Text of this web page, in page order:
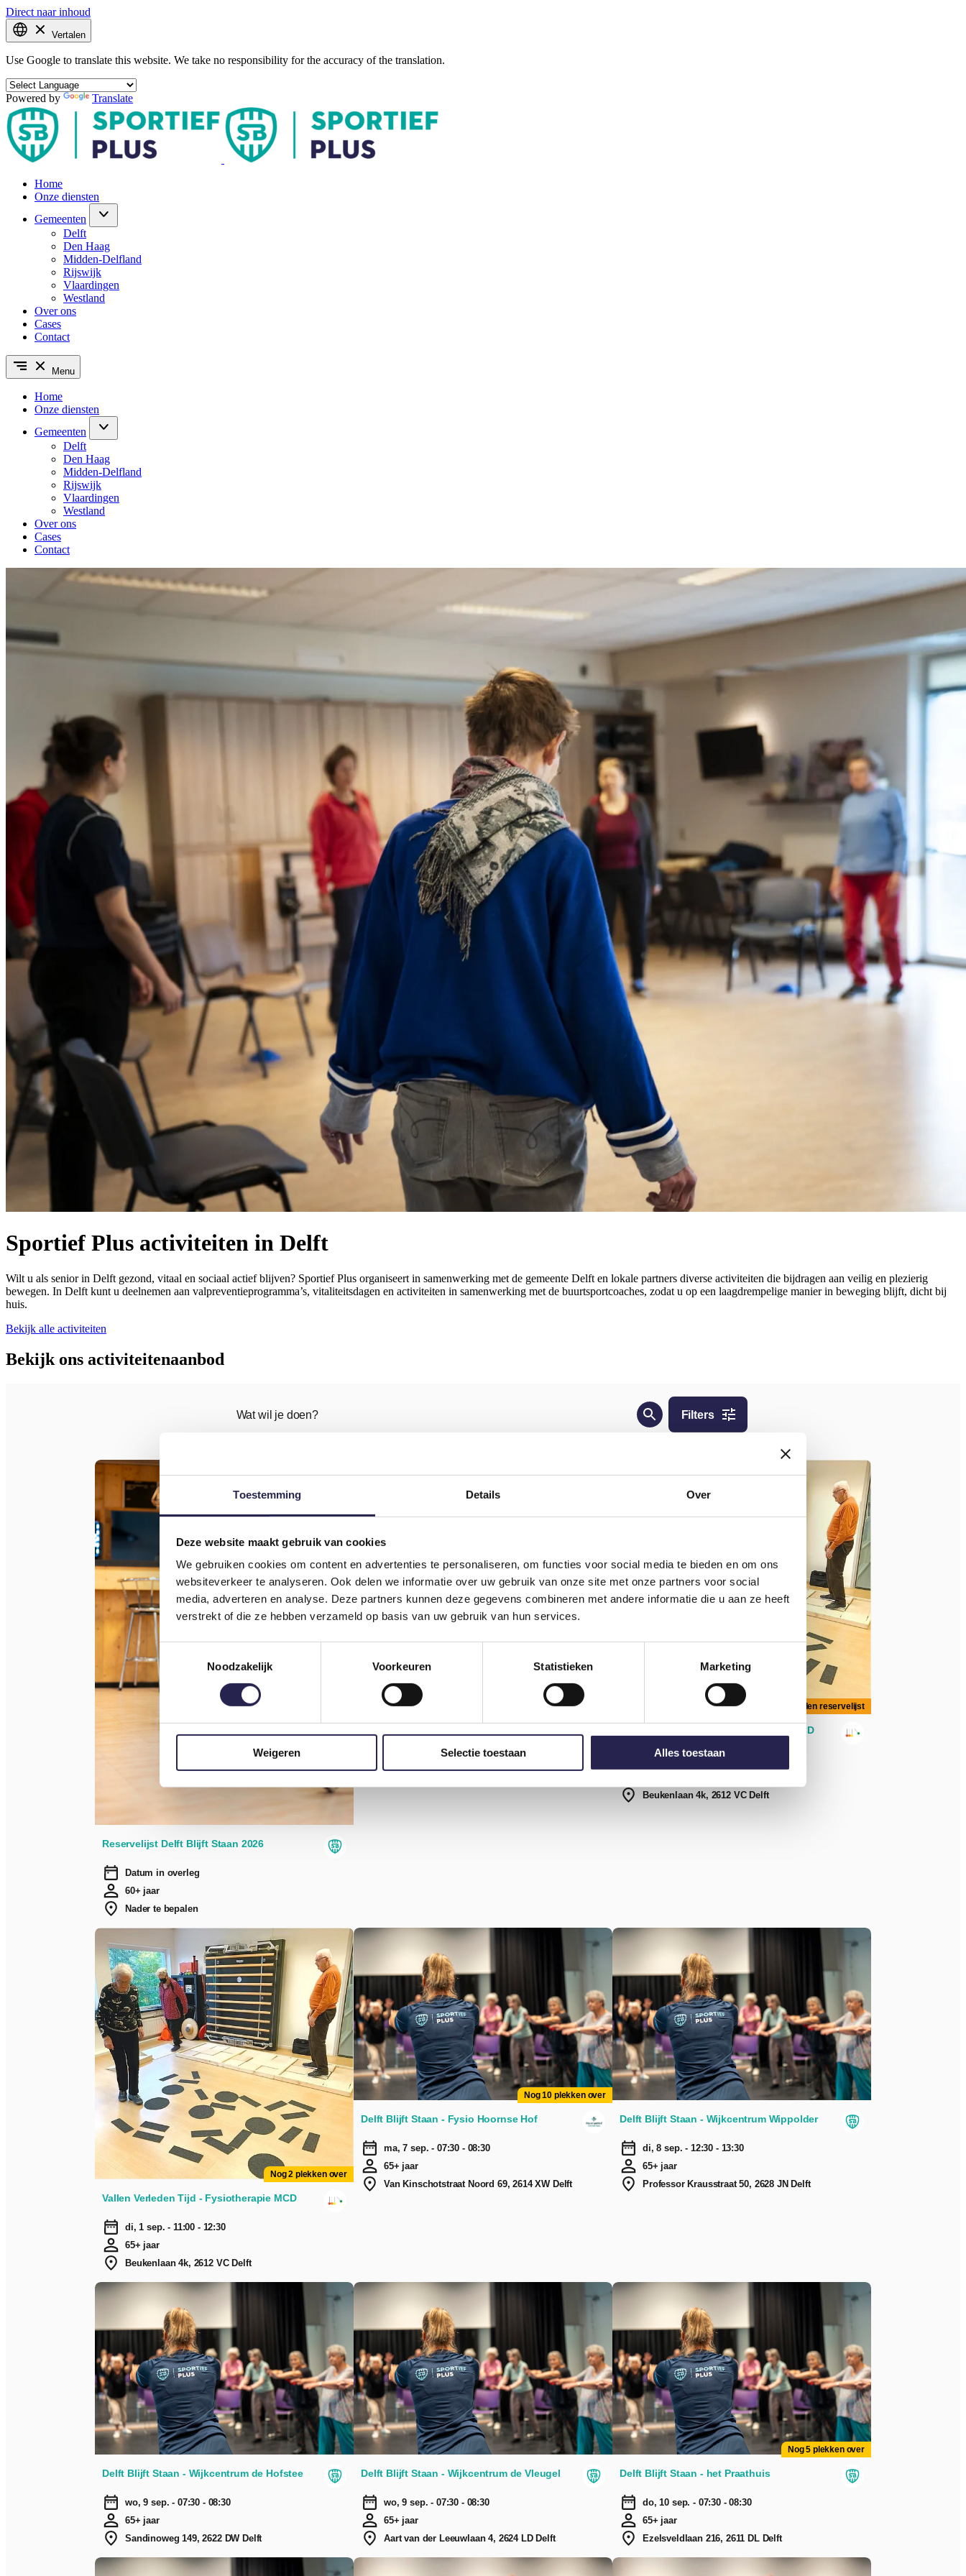
Toestemming Details Over
Deze website maakt gebruik van cookies
We gebruiken cookies om content en advertenties te personaliseren, om functies voor social media te bieden en om ons
websiteverkeer te analyseren. Ook delen we informatie over uw gebruik van onze site met onze partners voor social
media, adverteren en analyse. Deze partners kunnen deze gegevens combineren met andere informatie die u aan ze heeft
verstrekt of die ze hebben verzameld op basis van uw gebruik van hun services.
Noodzakelijk
Voorkeuren Statistieken Marketing
Weigeren Selectie toestaan Alles toestaan
Direct naar inhoud
Vertalen
Use Google to translate this website. We take no responsibility for the accuracy of the translation.
Powered by Translate
Home
Onze diensten
Gemeenten
Delft
Den Haag
Midden-Delfland
Rijswijk
Vlaardingen
Westland
Over ons
Cases
Contact
Menu
Home
Onze diensten
Gemeenten
Delft
Den Haag
Midden-Delfland
Rijswijk
Vlaardingen
Westland
Over ons
Cases
Contact
Sportief Plus activiteiten in Delft
Wilt u als senior in Delft gezond, vitaal en sociaal actief blijven? Sportief Plus organiseert in samenwerking met de gemeente Delft en lokale partners diverse activiteiten die bijdragen aan veilig en plezierig
bewegen. In Delft kunt u deelnemen aan valpreventieprogramma’s, vitaliteitsdagen en activiteiten in samenwerking met de buurtsportcoaches, zodat u op een laagdrempelige manier in beweging blijft, dicht bij
huis.
Bekijk alle activiteiten
Bekijk ons activiteitenaanbod